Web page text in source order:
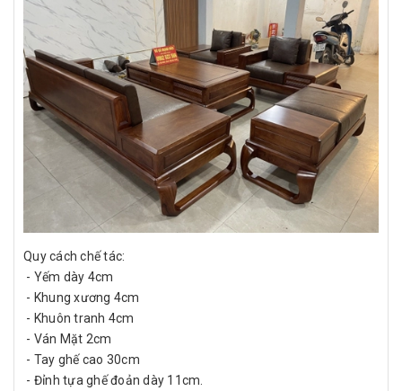
Quy cách chế tác:
- Yếm dày 4cm
- Khung xương 4cm
- Khuôn tranh 4cm
- Ván Mặt 2cm
- Tay ghế cao 30cm
- Đỉnh tựa ghế đoản dày 11cm.